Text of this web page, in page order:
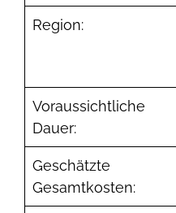
Region:
Voraussichtliche
Dauer:
Geschätzte
Gesamtkosten: